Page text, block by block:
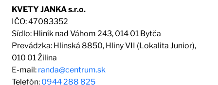
KVETY JANKA s.r.o.
IČO: 47083352
Sídlo: Hliník nad Váhom 243, 014 01 Bytča
Prevádzka: Hlinská 8850, Hliny VII (Lokalita Junior),
010 01 Žilina
E-mail: randa@centrum.sk
Telefón: 0944 288 825